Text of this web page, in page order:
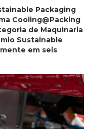
Packaging
Cooling@Packing
de Maquinaria
Sustainable
em seis